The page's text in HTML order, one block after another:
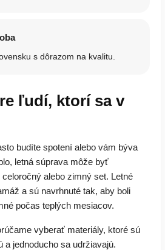
s dôrazom na kvalitu.
ľudí, ktorí sa v
budíte spotení alebo vám býva
letná súprava môže byť
alebo zimný set. Letné
a sú navrhnuté tak, aby boli
počas teplých mesiacov.
vyberať materiály, ktoré sú
a jednoducho sa udržiavajú.